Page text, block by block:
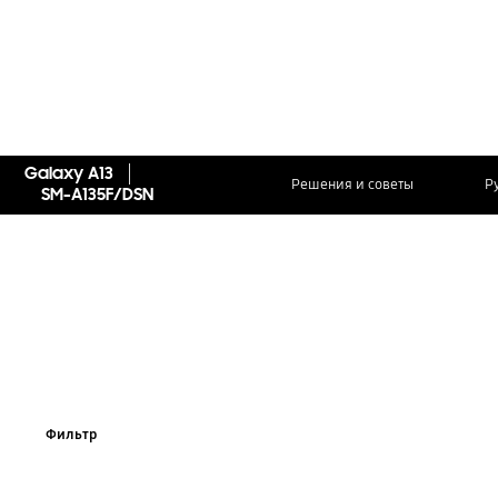
Galaxy A13
SM-A135F/DSN
Решения и советы
Фильтр